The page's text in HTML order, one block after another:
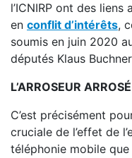
l’ICNIRP ont des
en conflit d’intérêts,
soumis en juin 2020
députés Klaus
L’ARROSEUR ARROSÉ
C’est précisément
cruciale de l’effet de
téléphonie mobile